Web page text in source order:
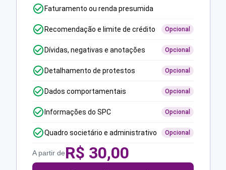
Faturamento ou renda presumida
Recomendação e limite de crédito Opcional
Dívidas, negativas e anotações Opcional
Detalhamento de protestos Opcional
Dados comportamentais Opcional
Informações do SPC Opcional
Quadro societário e administrativo Opcional
A partir deR$ 30,00